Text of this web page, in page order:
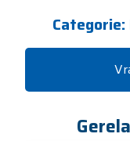
Categorie: